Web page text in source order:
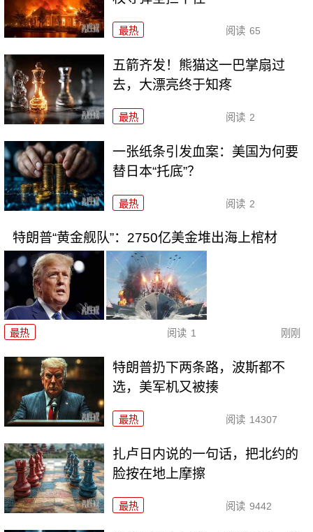
最热 阅读 65
五箭齐发！熊猫这一巴掌扇过
去，大漂亮终于知疼
最热 阅读 2
一张纸条引发血案：美国为何要
替日本“托底”？
最热 阅读 2
特朗普“黄金舰队”：2750亿美金堆出海上棺材
最热 阅读 1 刚刚
特朗普扔下两条路，波斯都不
选，美军机又被揍
最热 阅读 14307
扎卢日内说的一句话，把北约的
脸按在地上摩擦
最热 阅读 9442